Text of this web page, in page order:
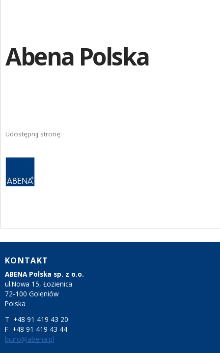
Abena Polska
Udostępnij stronę:
KONTAKT
ABENA Polska sp. z o.o.
ul.Nowa 15, Łozienica
72-100 Goleniów
Polska
T +48 91 419 43 20
F +48 91 419 43 44
biuro@abena.pl